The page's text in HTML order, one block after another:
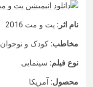
نام اثر: پت و مت 2016
مخاطب: کودک و نوجوان
نوع فیلم: سینمایی
محصول: آمریکا